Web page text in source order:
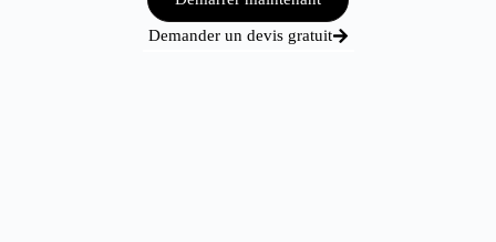
Demander un devis gratuit